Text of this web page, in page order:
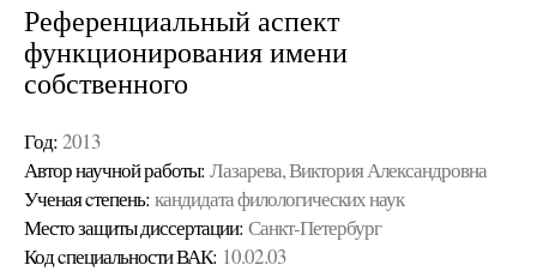
Референциальный аспект
функционирования имени
собственного
Год: 2013
Автор научной работы: Лазарева, Виктория Александровна
Ученая cтепень: кандидата филологических наук
Место защиты диссертации: Санкт-Петербург
Код cпециальности ВАК: 10.02.03